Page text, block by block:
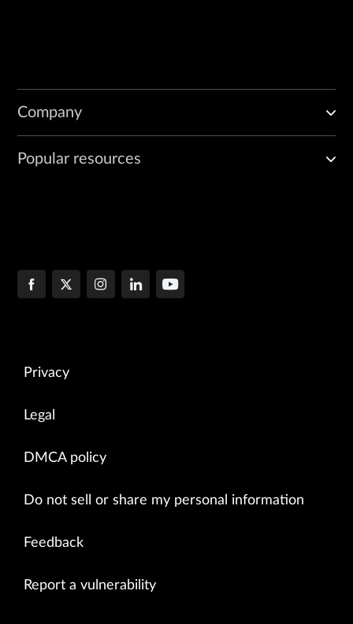
Company
Popular resources
Privacy
Legal
DMCA policy
Do not sell or share my personal information
Feedback
Report a vulnerability